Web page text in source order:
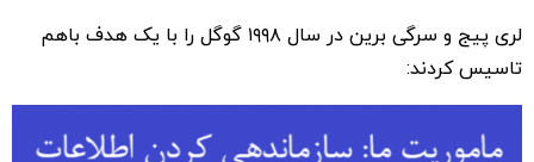
لری پیج و سرگی برین در سال ۱۹۹۸ گوگل را با یک هدف باهم
تاسیس کردند: